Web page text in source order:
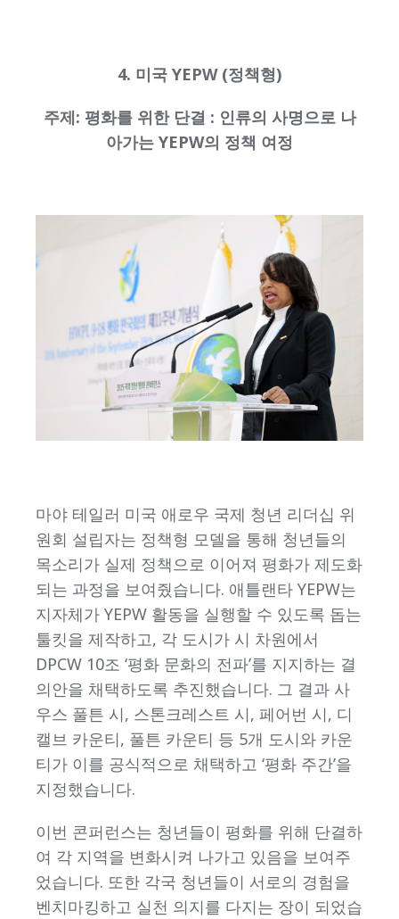
4. 미국 YEPW (정책형)
주제: 평화를 위한 단결 : 인류의 사명으로 나
아가는 YEPW의 정책 여정
마야 테일러 미국 애로우 국제 청년 리더십 위
원회 설립자는 정책형 모델을 통해 청년들의
목소리가 실제 정책으로 이어져 평화가 제도화
되는 과정을 보여줬습니다. 애틀랜타 YEPW는
지자체가 YEPW 활동을 실행할 수 있도록 돕는
툴킷을 제작하고, 각 도시가 시 차원에서
DPCW 10조 ‘평화 문화의 전파’를 지지하는 결
의안을 채택하도록 추진했습니다. 그 결과 사
우스 풀튼 시, 스톤크레스트 시, 페어번 시, 디
캘브 카운티, 풀튼 카운티 등 5개 도시와 카운
티가 이를 공식적으로 채택하고 ‘평화 주간’을
지정했습니다.
이번 콘퍼런스는 청년들이 평화를 위해 단결하
여 각 지역을 변화시켜 나가고 있음을 보여주
었습니다. 또한 각국 청년들이 서로의 경험을
벤치마킹하고 실천 의지를 다지는 장이 되었습